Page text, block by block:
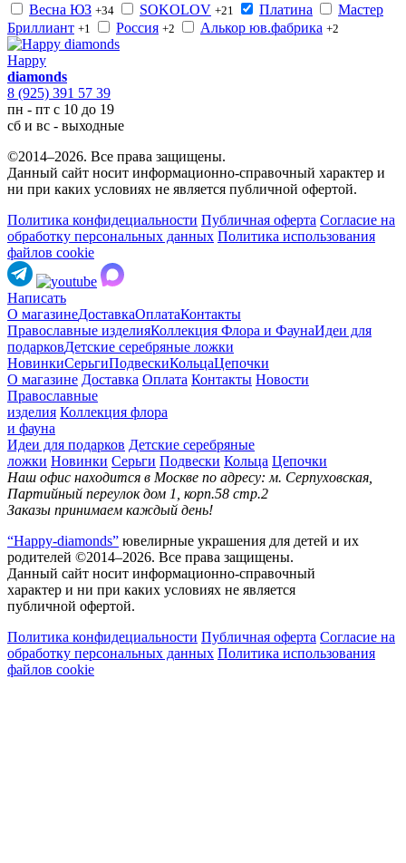
Весна ЮЗ +34 SOKOLOV +21 Платина
Мастер
Бриллиант +1 Россия +2 Алькор юв.фабрика +2
Happy
diamonds
8 (925) 391 57 39
пн - пт с 10 до 19
сб и вс - выходные
©2014–2026. Все права защищены.
Данный сайт носит информационно-справочный характер и
ни при каких условиях не является публичной офертой.
Политика конфидециальности Публичная оферта Согласие на
обработку персональных данных Политика использования
файлов cookie
Написать
О магазинеДоставкаОплатаКонтакты
Православные изделияКоллекция Флора и ФаунаИдеи для
подарковДетские серебряные ложки
НовинкиСерьгиПодвескиКольцаЦепочки
О магазине Доставка Оплата Контакты Новости
Православные
изделия Коллекция флора
и фауна
Идеи для подарков Детские серебряные
ложки Новинки Серьги Подвески Кольца Цепочки
Наш офис находится в Москве по адресу: м. Серпуховская,
Партийный переулок дом 1, корп.58 стр.2
Заказы принимаем каждый день!
“Happy-diamonds” ювелирные украшения для детей и их
родителей ©2014–2026. Все права защищены.
Данный сайт носит информационно-справочный
характер и ни при каких условиях не является
публичной офертой.
Политика конфидециальности Публичная оферта Согласие на
обработку персональных данных Политика использования
файлов cookie